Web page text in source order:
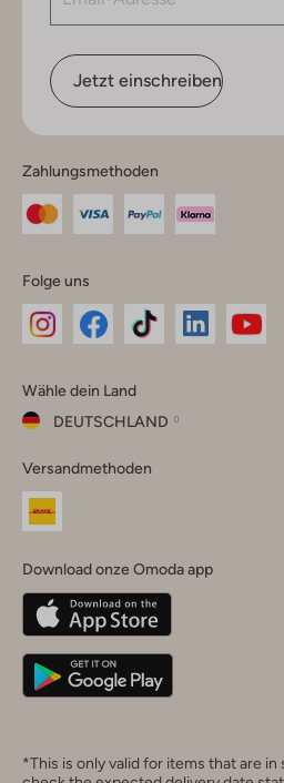
Jetzt einschreiben
Zahlungsmethoden
Folge uns
Instagram
Facebook
TikTok
Wähle dein Land
DEUTSCHLAND
dein
Land
Belgique(Français)
Deutschland
Versandmethoden
Download onze Omoda app
*This is only valid for items that are in